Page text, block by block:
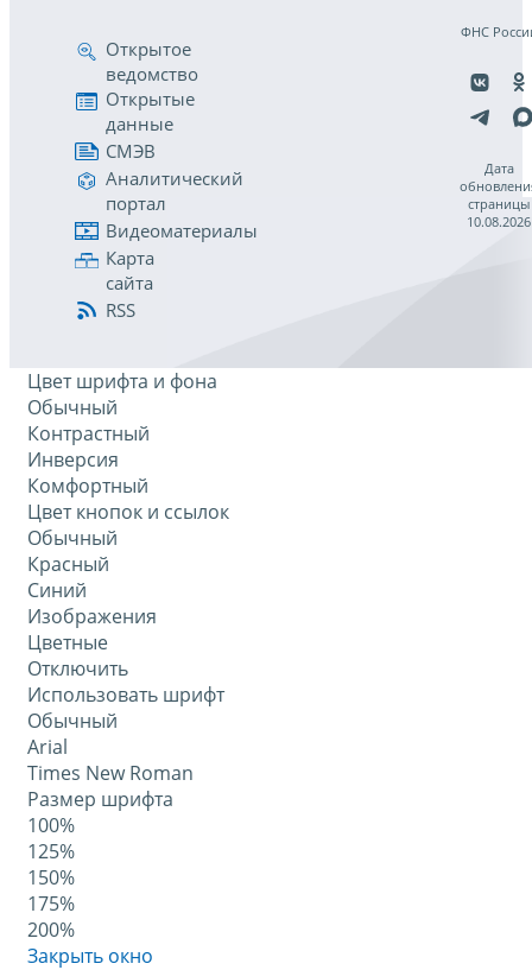
Открытое
ведомство
Открытые
данные
СМЭВ
Аналитический
портал
Видеоматериалы
Карта
сайта
RSS
ФНС
Дата
страницы
10.08.2026
Цвет шрифта и фона
Обычный
Контрастный
Инверсия
Комфортный
Цвет кнопок и ссылок
Обычный
Красный
Синий
Изображения
Цветные
Отключить
Использовать шрифт
Обычный
Arial
Times New Roman
Размер шрифта
100%
125%
150%
175%
200%
Закрыть окно